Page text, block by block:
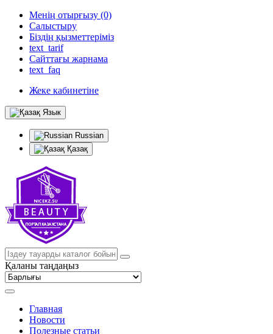
Менің отырғызу (0)
Салыстыру
Біздің қызметтеріміз
text_tarif
Сайттағы жарнама
text_faq
Жеке кабинетіне
Язык
Russian
Қазақ
Қаланы таңдаңыз
Главная
Новости
Полезные статьи